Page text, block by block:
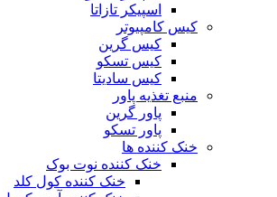
اسپیکر تازاتا
کیس کامپیوتر
کیس گرین
کیس تسکو
کیس سادیتا
منبع تغذیه‌ پاور
پاور گرین
پاور تسکو
خنک کننده ها
خنک کننده نوت بوک
خنک کننده کول کلد